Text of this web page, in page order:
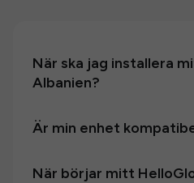
När ska jag installera
Albanien?
Är min enhet
När börjar mitt